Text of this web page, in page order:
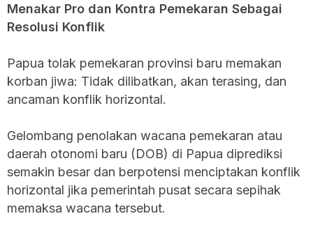
Menakar Pro dan Kontra Pemekaran Sebagai
Resolusi Konflik
Papua tolak pemekaran provinsi baru memakan
korban jiwa: Tidak dilibatkan, akan terasing, dan
ancaman konflik horizontal.
Gelombang penolakan wacana pemekaran atau
daerah otonomi baru (DOB) di Papua diprediksi
semakin besar dan berpotensi menciptakan konflik
horizontal jika pemerintah pusat secara sepihak
memaksa wacana tersebut.